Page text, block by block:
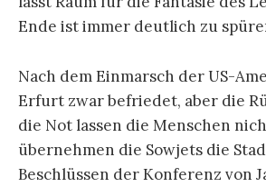
Ende ist immer deutlich zu
Nach dem Einmarsch der US-
Erfurt zwar befriedet, aber die
die Not lassen die Menschen
übernehmen die Sowjets die
Beschlüssen der Konferenz von